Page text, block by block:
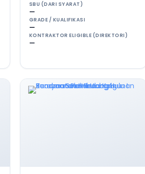
SBU (DARI SYARAT)
—
GRADE / KUALIFIKASI
—
KONTRAKTOR ELIGIBLE (DIREKTORI)
—